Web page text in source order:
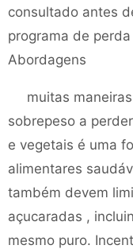
consultado antes
programa de
Abordagens
muitas
sobrepeso a
e vegetais é uma
alimentares
também devem
açucaradas ,
mesmo puro.